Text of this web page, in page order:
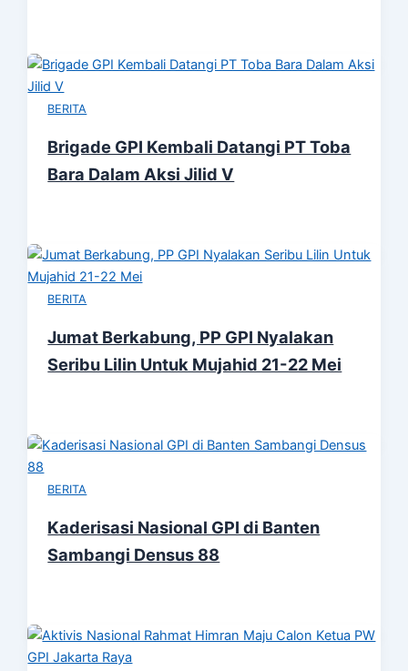
BERITA
Brigade GPI Kembali Datangi PT Toba
Bara Dalam Aksi Jilid V
BERITA
Jumat Berkabung, PP GPI Nyalakan
Seribu Lilin Untuk Mujahid 21-22 Mei
BERITA
Kaderisasi Nasional GPI di Banten
Sambangi Densus 88